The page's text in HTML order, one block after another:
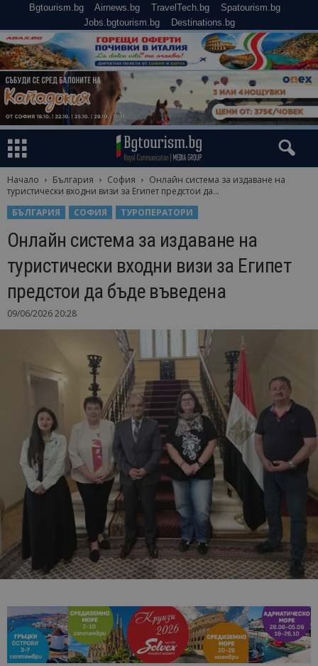
Bgtourism.bg Airnews.bg TravelTech.bg
Spatourism.bg
Jobs.bgtourism.bg
Destinations.bg
Начало България София
Онлайн система за издаване на
туристически входни визи за Египет предстои да...
БЪЛГАРИЯ
СОФИЯ ТУРОПЕРАТОРИ
Онлайн система за издаване на
туристически входни визи за Египет
предстои да бъде въведена
09/06/2026 20:28